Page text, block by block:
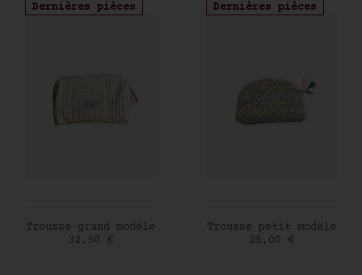
Dernières pièces
AJOUTER AU PANIER
Trousse grand modèle
Prix
32,50 €
Dernières pièces
AJOUTER AU PANIER
Trousse petit modèle
Prix
25,00 €